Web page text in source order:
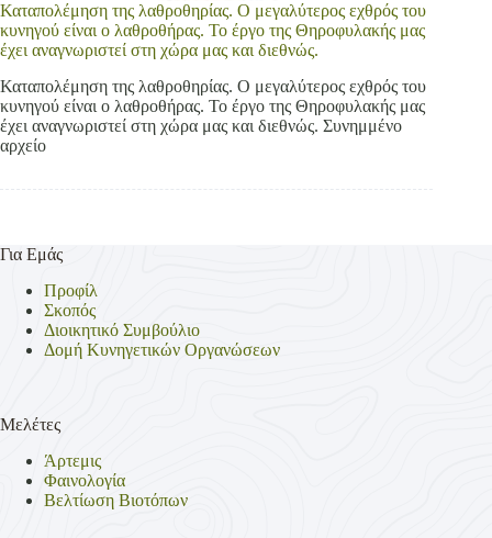
Καταπολέμηση της λαθροθηρίας. Ο μεγαλύτερος εχθρός του
κυνηγού είναι ο λαθροθήρας. Το έργο της Θηροφυλακής μας
έχει αναγνωριστεί στη χώρα μας και διεθνώς.
Καταπολέμηση της λαθροθηρίας. Ο μεγαλύτερος εχθρός του
κυνηγού είναι ο λαθροθήρας. Το έργο της Θηροφυλακής μας
έχει αναγνωριστεί στη χώρα μας και διεθνώς. Συνημμένο
αρχείο
Για Εμάς
Προφίλ
Σκοπός
Διοικητικό Συμβούλιο
Δομή Κυνηγετικών Οργανώσεων
Μελέτες
Άρτεμις
Φαινολογία
Βελτίωση Βιοτόπων